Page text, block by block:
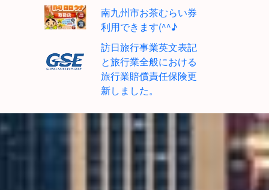
南九州市お茶むらい券
利用できます(^^♪
訪日旅行事業英文表記
と旅行業全般における
旅行業賠償責任保険更
新しました。